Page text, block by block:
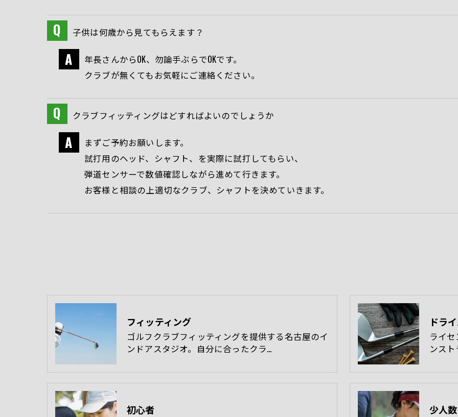
子供は何歳から見てもらえます？
年長さんからOK、勿論手ぶらでOKです。
クラブが無くてもお気軽にご連絡ください。
クラブフィッティングはどすればよいのでしょうか
まずご予約お願いします。
試打用のヘッド、シャフト、を実際に試打してもらい、
弾道センサーで数値確認しながら進めて行きます。
お客様と相談の上適切なクラブ、シャフトを決めていきます。
フィッティング
ゴルフクラブフィッティングを提供する名古屋のイ
ンドアスタジオ。自分に合ったクラ…
ドラ
ライ
ンス
初心者 少人数